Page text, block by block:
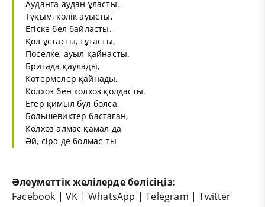
Ауданға аудан ұласты.
Тұқым, көлік ауысты,
Егіске бел байласты.
Қол ұстасты, тұтасты,
Поселке, ауыл қайнасты.
Бригада қаулады,
Көтермелер қайнады,
Колхоз бен колхоз қолдасты.
Егер қимыл бұл болса,
Большевиктер бастаған,
Колхоз алмас қамал да
Әй, сірә де болмас-ты
Әлеуметтік желілерде бөлісіңіз:
Facebook |VK |WhatsApp |Telegram |Twitter